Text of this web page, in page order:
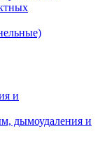
и
дымоудаления и